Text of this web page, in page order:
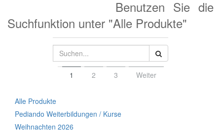
Benutzen Sie die
Suchfunktion unter "Alle Produkte"
1 2 3 Weiter
Alle Produkte
Pediando Weiterbildungen / Kurse
Weihnachten 2026